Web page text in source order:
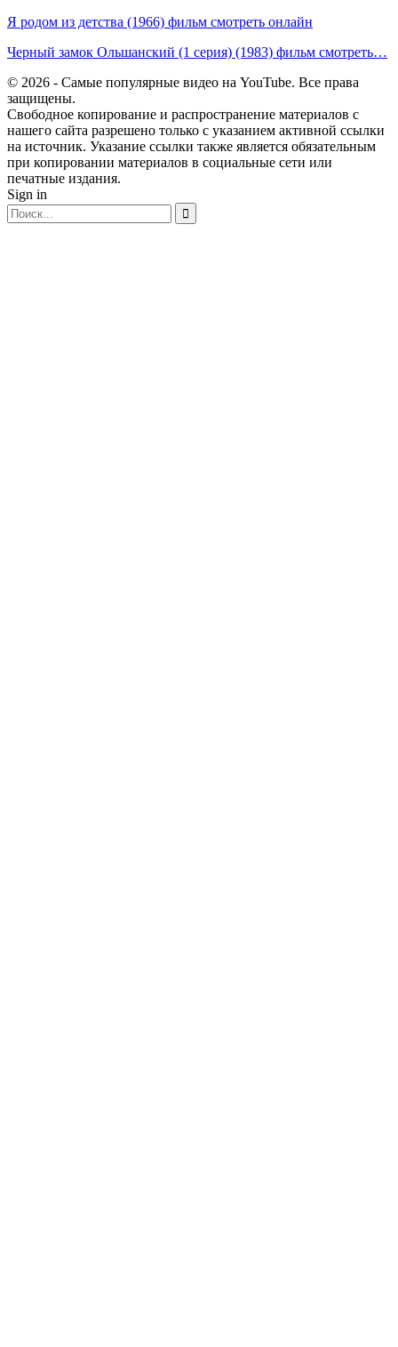
Я родом из детства (1966) фильм смотреть онлайн
Черный замок Ольшанский (1 серия) (1983) фильм смотреть…
© 2026 - Самые популярные видео на YouTube. Все права
защищены.
Свободное копирование и распространение материалов с
нашего сайта разрешено только с указанием активной ссылки
на источник. Указание ссылки также является обязательным
при копировании материалов в социальные сети или
печатные издания.
Sign in